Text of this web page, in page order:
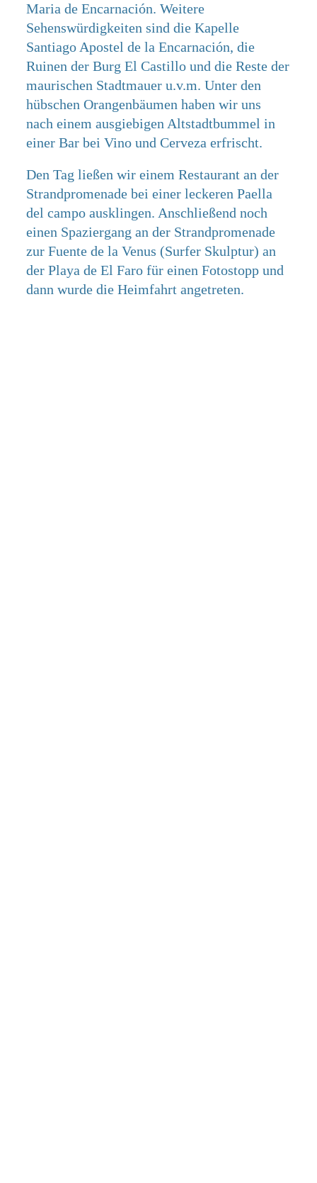
Maria de Encarnación. Weitere
Sehenswürdigkeiten sind die Kapelle
Santiago Apostel de la Encarnación, die
Ruinen der Burg El Castillo und die Reste der
maurischen Stadtmauer u.v.m. Unter den
hübschen Orangenbäumen haben wir uns
nach einem ausgiebigen Altstadtbummel in
einer Bar bei Vino und Cerveza erfrischt.
Den Tag ließen wir einem Restaurant an der
Strandpromenade bei einer leckeren Paella
del campo ausklingen. Anschließend noch
einen Spaziergang an der Strandpromenade
zur Fuente de la Venus (Surfer Skulptur) an
der Playa de El Faro für einen Fotostopp und
dann wurde die Heimfahrt angetreten.